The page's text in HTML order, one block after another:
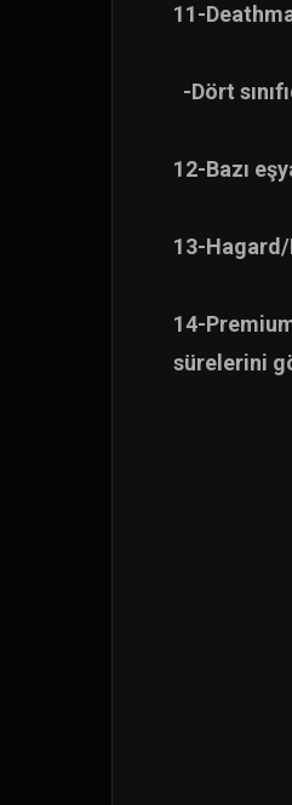
11-
-Dört
12-Bazı
13-
14-
sürelerini